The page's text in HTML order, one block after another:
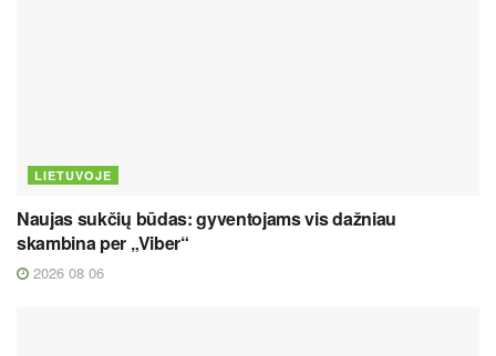
LIETUVOJE
Naujas sukčių būdas: gyventojams vis dažniau
skambina per „Viber“
2026 08 06